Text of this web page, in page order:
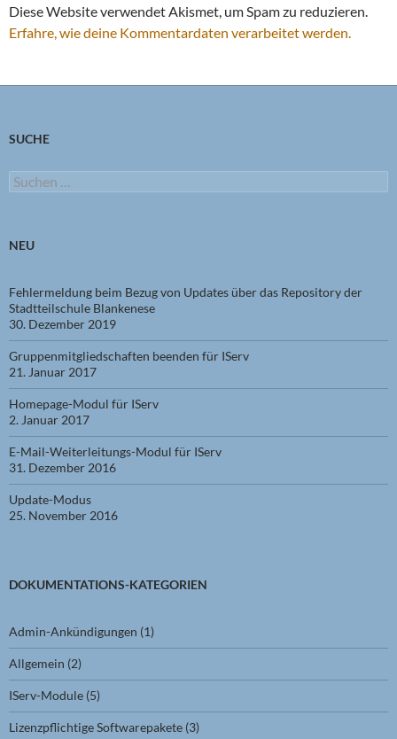
Diese Website verwendet Akismet, um Spam zu reduzieren.
Erfahre, wie deine Kommentardaten verarbeitet werden.
SUCHE
Suchen
nach:
NEU
Fehlermeldung beim Bezug von Updates über das Repository der
Stadtteilschule Blankenese
30. Dezember 2019
Gruppenmitgliedschaften beenden für IServ
21. Januar 2017
Homepage-Modul für IServ
2. Januar 2017
E-Mail-Weiterleitungs-Modul für IServ
31. Dezember 2016
Update-Modus
25. November 2016
DOKUMENTATIONS-KATEGORIEN
Admin-Ankündigungen (1)
Allgemein (2)
IServ-Module (5)
Lizenzpflichtige Softwarepakete (3)